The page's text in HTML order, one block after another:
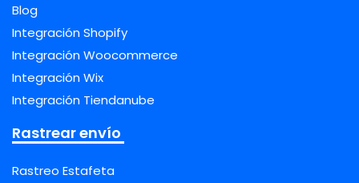
Blog
Integración Shopify
Integración Woocommerce
Integración Wix
Integración Tiendanube
Rastrear envío
Rastreo Estafeta